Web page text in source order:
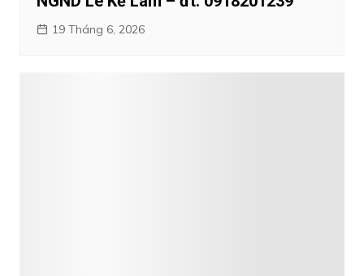
19 Tháng 6, 2026